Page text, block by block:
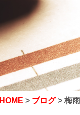
HOME > ブログ> 梅